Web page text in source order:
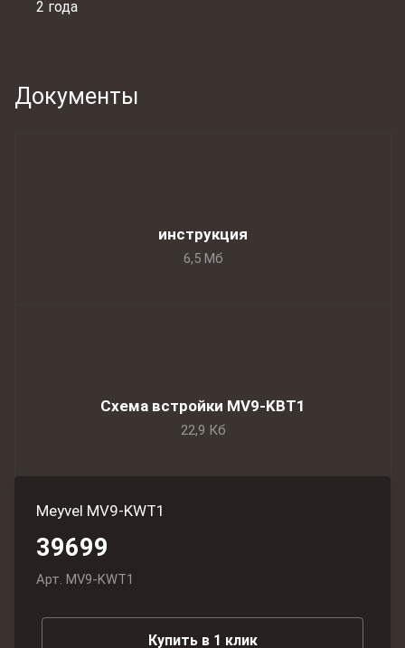
Meyvel MV9-KWT1
39699
Арт. MV9-KWT1
Купить в 1 клик
2 года
Документы
инструкция
6,5 Мб
Схема встройки MV9-KBT1
22,9 Кб